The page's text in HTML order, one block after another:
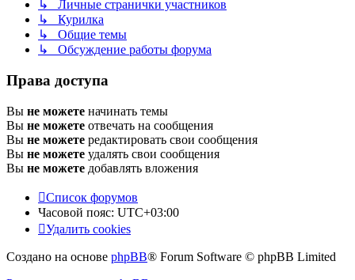
↳ Личные странички участников
↳ Курилка
↳ Общие темы
↳ Обсуждение работы форума
Права доступа
Вы не можете начинать темы
Вы не можете отвечать на сообщения
Вы не можете редактировать свои сообщения
Вы не можете удалять свои сообщения
Вы не можете добавлять вложения
Список форумов
Часовой пояс: UTC+03:00
Удалить cookies
Создано на основе phpBB® Forum Software © phpBB Limited